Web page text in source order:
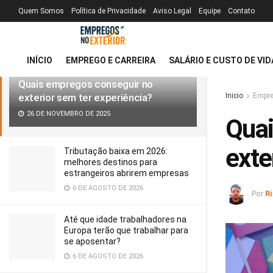
MAIS RECENTE TENDÊNCIAS Filtro
Quais empregos conseguir no
exterior sem ter experiência?
26 DE NOVEMBRO DE 2025
Tributação baixa em 2026:
melhores destinos para
estrangeiros abrirem empresas
6 DE AGOSTO DE 2026
Até que idade trabalhadores na
Europa terão que trabalhar para
se aposentar?
6 DE AGOSTO DE 2026
Quem Somos Política de Privacidade Aviso Legal Equipe Contato
INÍCIO EMPREGO E CARREIRA SALÁRIO E CUSTO DE
Inicio
Por